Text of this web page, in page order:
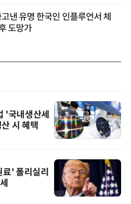
낸 유명 한국인 인플루언서 체
도망가
'국내생산세
시 혜택
' 폴리실리